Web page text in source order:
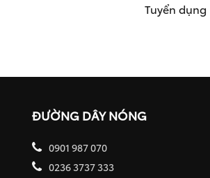
Tuyển dụng
ĐƯỜNG DÂY NÓNG
0901 987 070
0236 3737 333